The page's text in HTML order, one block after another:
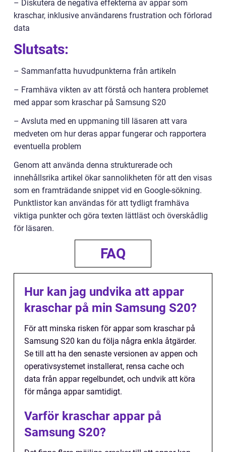
– Diskutera de negativa effekterna av appar som
kraschar, inklusive användarens frustration och förlorad
data
Slutsats:
– Sammanfatta huvudpunkterna från artikeln
– Framhäva vikten av att förstå och hantera problemet
med appar som kraschar på Samsung S20
– Avsluta med en uppmaning till läsaren att vara
medveten om hur deras appar fungerar och rapportera
eventuella problem
Genom att använda denna strukturerade och
innehållsrika artikel ökar sannolikheten för att den visas
som en framträdande snippet vid en Google-sökning.
Punktlistor kan användas för att tydligt framhäva
viktiga punkter och göra texten lättläst och överskådlig
för läsaren.
FAQ
Hur kan jag undvika att appar
kraschar på min Samsung S20?
För att minska risken för appar som kraschar på
Samsung S20 kan du följa några enkla åtgärder.
Se till att ha den senaste versionen av appen och
operativsystemet installerat, rensa cache och
data från appar regelbundet, och undvik att köra
för många appar samtidigt.
Varför kraschar appar på
Samsung S20?